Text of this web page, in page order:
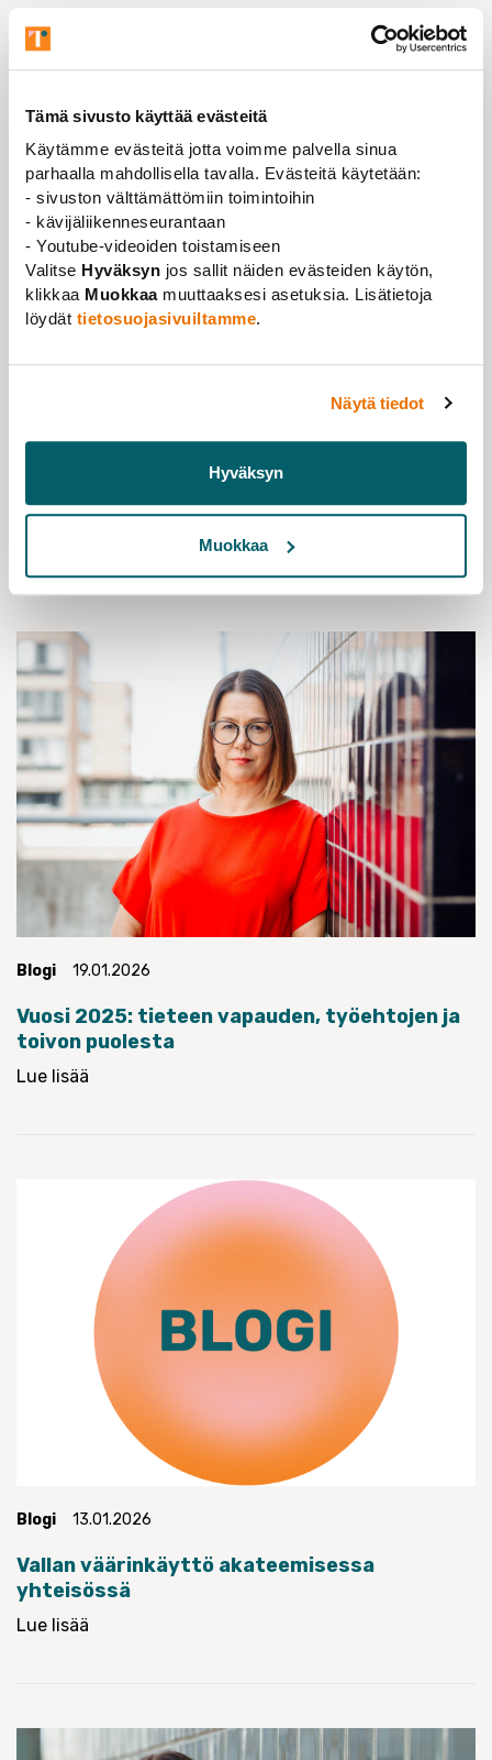
Tämä sivusto käyttää evästeitä
Käytämme evästeitä jotta voimme palvella sinua
parhaalla mahdollisella tavalla. Evästeitä käytetään:
- sivuston välttämättömiin toimintoihin
- kävijäliikenneseurantaan
- Youtube-videoiden toistamiseen
Valitse Hyväksyn jos sallit näiden evästeiden käytön,
klikkaa Muokkaamuuttaaksesi asetuksia. Lisätietoja
löydät tietosuojasivuiltamme.
Näytä tiedot
Hyväksyn
Muokkaa
Maahanmuuttopolitiikan muutokset ja
Blogi 19.01.2026
Vuosi 2025: tieteen vapauden, työehtojen ja
toivon puolesta
Lue lisää
Blogi 13.01.2026
Vallan väärinkäyttö akateemisessa
yhteisössä
Lue lisää